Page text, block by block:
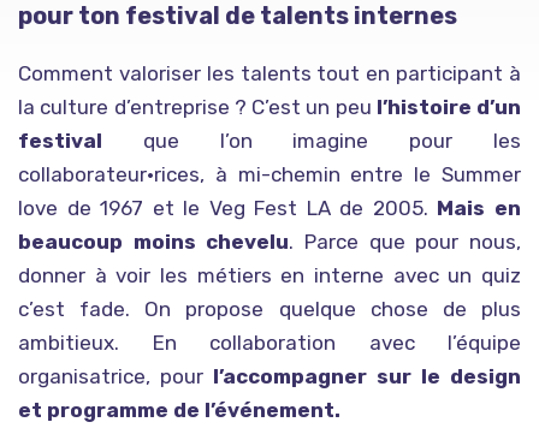
pour ton festival de talents internes
Comment valoriser les talents tout en participant à
la culture d’entreprise ? C’est un peu l’histoire d’un
festival que l’on imagine pour les
collaborateur·rices, à mi-chemin entre le Summer
love de 1967 et le Veg Fest LA de 2005. Mais en
beaucoup moins chevelu. Parce que pour nous,
donner à voir les métiers en interne avec un quiz
c’est fade. On propose quelque chose de plus
ambitieux. En collaboration avec l’équipe
organisatrice, pour l’accompagner sur le design
et programme de l’événement.